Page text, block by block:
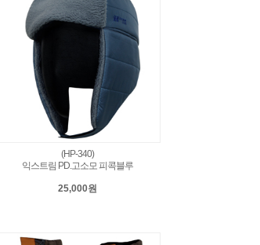
(HP-340)
익스트림 PD.고소모 피콕블루
25,000원